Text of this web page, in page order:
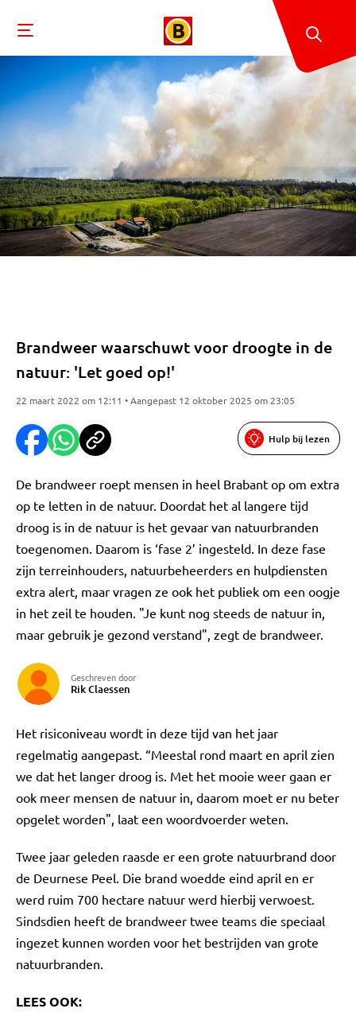
Brandweer waarschuwt voor droogte in de
natuur: 'Let goed op!'
22 maart 2022 om 12:11 • Aangepast 12 oktober 2025 om 23:05
Hulp bij lezen
De brandweer roept mensen in heel Brabant op om extra
op te letten in de natuur. Doordat het al langere tijd
droog is in de natuur is het gevaar van natuurbranden
toegenomen. Daarom is ‘fase 2’ ingesteld. In deze fase
zijn terreinhouders, natuurbeheerders en hulpdiensten
extra alert, maar vragen ze ook het publiek om een oogje
in het zeil te houden. "Je kunt nog steeds de natuur in,
maar gebruik je gezond verstand", zegt de brandweer.
Geschreven door
Rik Claessen
Het risiconiveau wordt in deze tijd van het jaar
regelmatig aangepast. “Meestal rond maart en april zien
we dat het langer droog is. Met het mooie weer gaan er
ook meer mensen de natuur in, daarom moet er nu beter
opgelet worden", laat een woordvoerder weten.
Twee jaar geleden raasde er een grote natuurbrand door
de Deurnese Peel. Die brand woedde eind april en er
werd ruim 700 hectare natuur werd hierbij verwoest.
Sindsdien heeft de brandweer twee teams die speciaal
ingezet kunnen worden voor het bestrijden van grote
natuurbranden.
LEES OOK: